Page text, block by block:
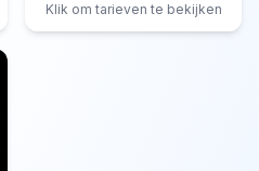
Klik om tarieven te bekijken